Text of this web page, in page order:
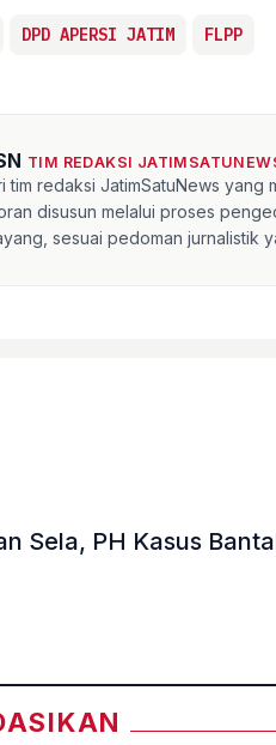
DPD APERSI JATIM FLPP
TIM REDAKSI
tim redaksi JatimSatuNews yang
disusun melalui proses
sesuai pedoman jurnalistik
Perang Sampai